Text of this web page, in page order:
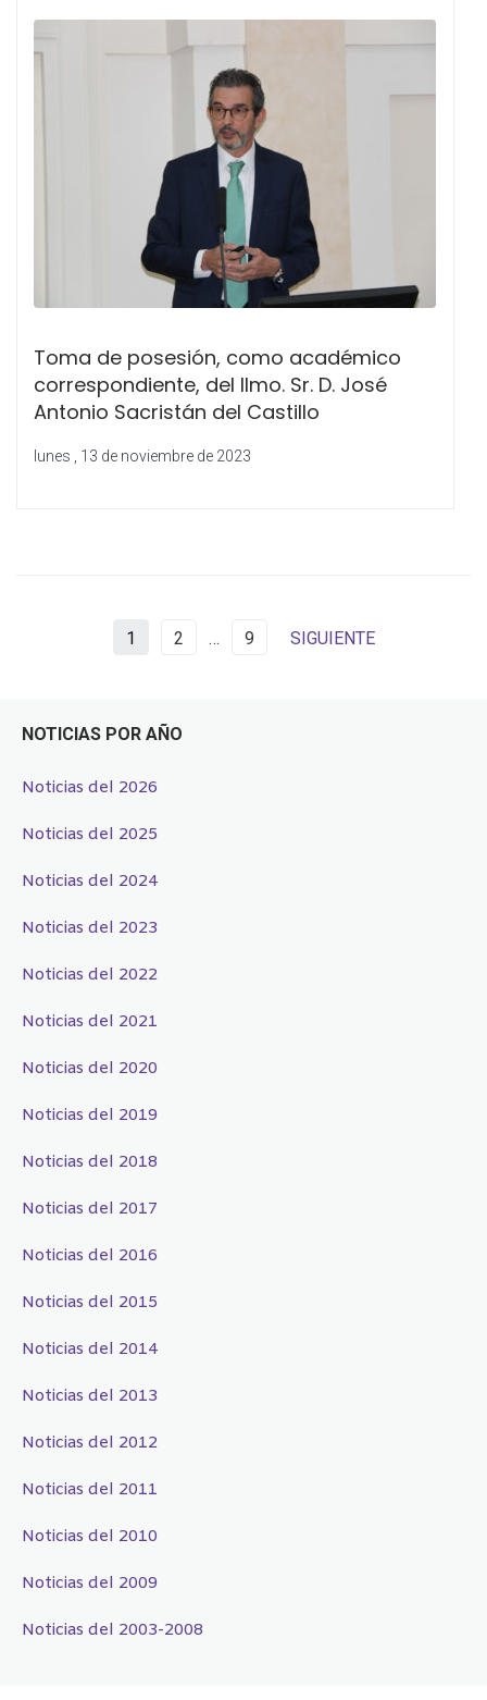
Toma de posesión, como académico
correspondiente, del Ilmo. Sr. D. José
Antonio Sacristán del Castillo
lunes , 13 de noviembre de 2023
1 2 … 9 SIGUIENTE
NOTICIAS POR AÑO
Noticias del 2026
Noticias del 2025
Noticias del 2024
Noticias del 2023
Noticias del 2022
Noticias del 2021
Noticias del 2020
Noticias del 2019
Noticias del 2018
Noticias del 2017
Noticias del 2016
Noticias del 2015
Noticias del 2014
Noticias del 2013
Noticias del 2012
Noticias del 2011
Noticias del 2010
Noticias del 2009
Noticias del 2003-2008